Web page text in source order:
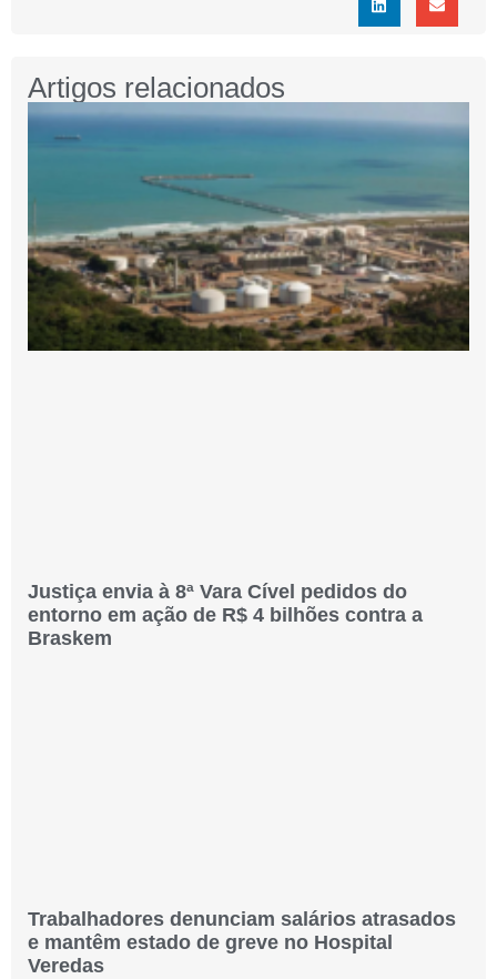
Artigos relacionados
Justiça envia à 8ª Vara Cível pedidos do
entorno em ação de R$ 4 bilhões contra a
Braskem
Trabalhadores denunciam salários atrasados
e mantêm estado de greve no Hospital
Veredas